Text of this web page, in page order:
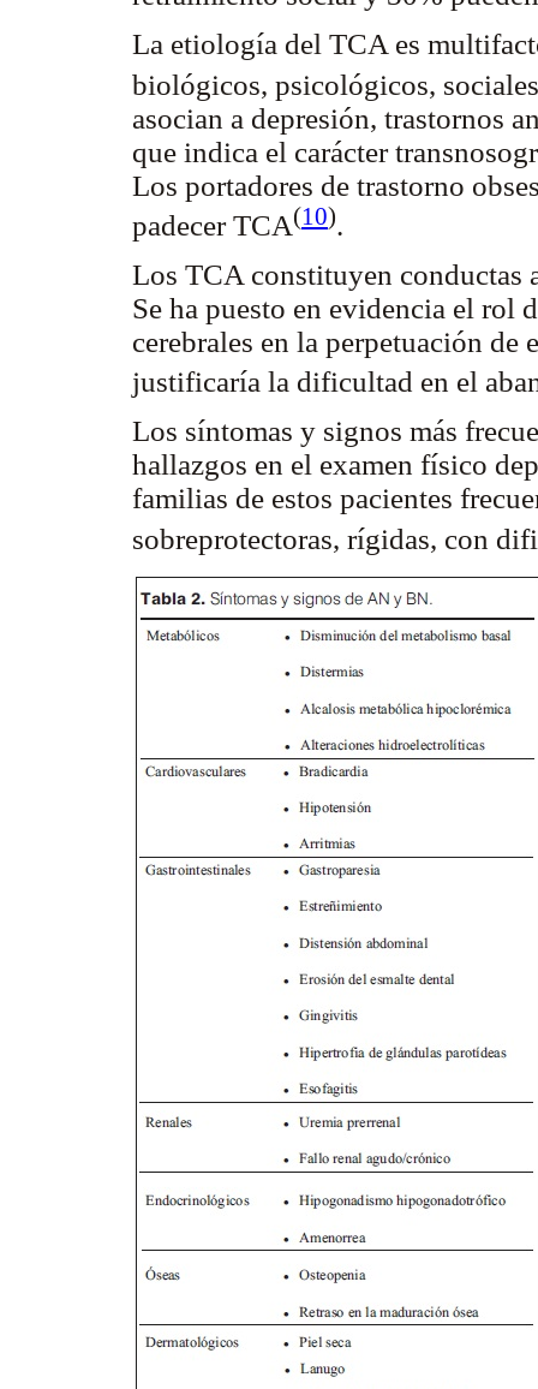
La etiología del TCA es
biológicos, psicológicos,
asocian a depresión, trastornos
que indica el carácter
Los portadores de trastorno
padecer TCA(10).
Los TCA constituyen conductas
Se ha puesto en evidencia el rol
cerebrales en la perpetuación de
justificaría la dificultad en el
Los síntomas y signos más
hallazgos en el examen físico
familias de estos pacientes
sobreprotectoras, rígidas, con